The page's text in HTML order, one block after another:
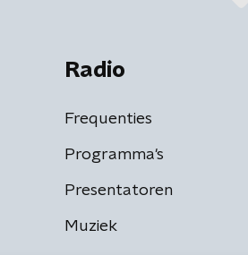
Radio
Frequenties
Programma's
Presentatoren
Muziek